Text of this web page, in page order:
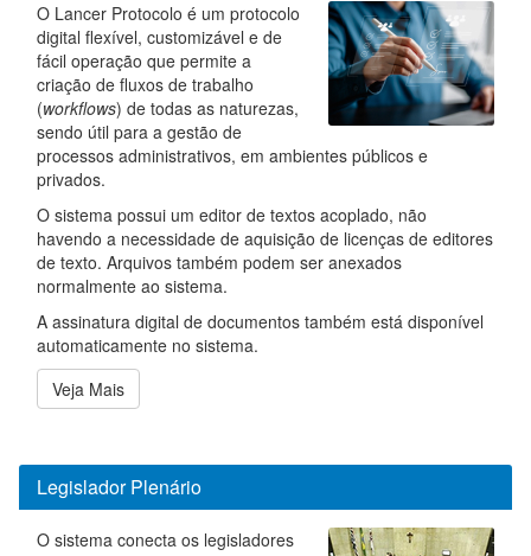
O Lancer Protocolo é um protocolo
digital flexível, customizável e de
fácil operação que permite a
criação de fluxos de trabalho
(workflows) de todas as naturezas,
sendo útil para a gestão de
processos administrativos, em ambientes públicos e
privados.
O sistema possui um editor de textos acoplado, não
havendo a necessidade de aquisição de licenças de editores
de texto. Arquivos também podem ser anexados
normalmente ao sistema.
A assinatura digital de documentos também está disponível
automaticamente no sistema.
Veja Mais
Legislador Plenário
O sistema conecta os legisladores